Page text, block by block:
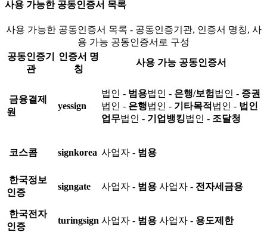
사용 가능한 공동인증서 목록
사용 가능한 공동인증서 목록 - 공동인증기관, 인증서 명칭, 사
용 가능 공동인증서로 구성
공동인증기
관
인증서 명
칭
사용 가능 공동인증서
금융결제
원
yessign
법인 - 범용법인 - 은행/보험 법인 - 증권
법인 - 은행법인 - 기타목적 법인 - 법인
업무법인 - 기업뱅킹법인 - 조달청
코스콤 signkorea 사업자 - 범용
한국정보
인증
signgate 사업자 - 범용 사업자 - 전자세금용
한국전자
인증
turingsign 사업자 - 범용 사업자 - 용도제한